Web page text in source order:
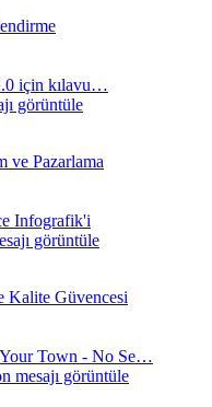
için kılavu…
görüntüle
ve Pazarlama
Infografik'i
görüntüle
Kalite Güvencesi
Town - No Se…
mesajı görüntüle